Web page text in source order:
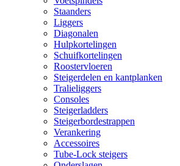
Staanders
Liggers
Diagonalen
Hulpkortelingen
Schuifkortelingen
Roostervloeren
Steigerdelen en kantplanken
Tralieliggers
Consoles
Steigerladders
Steigerbordestrappen
Verankering
Accessoires
Tube-Lock steigers